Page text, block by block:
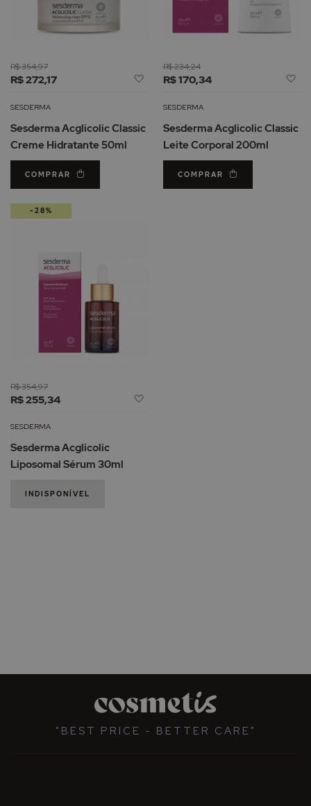
R$ 272,17
R$ 354,97
Adicionar
Lista
Desejos
SESDERMA
Sesderma Acglicolic Classic
Creme Hidratante 50ml
COMPRAR
R$ 170,34
R$ 234,24
SESDERMA
Sesderma Acglicolic Classic
Leite Corporal 200ml
COMPRAR
R$ 255,34
R$ 354,97
SESDERMA
Sesderma Acglicolic
Liposomal Sérum 30ml
INDISPONÍVEL
-28%
"BEST PRICE - BETTER CARE"